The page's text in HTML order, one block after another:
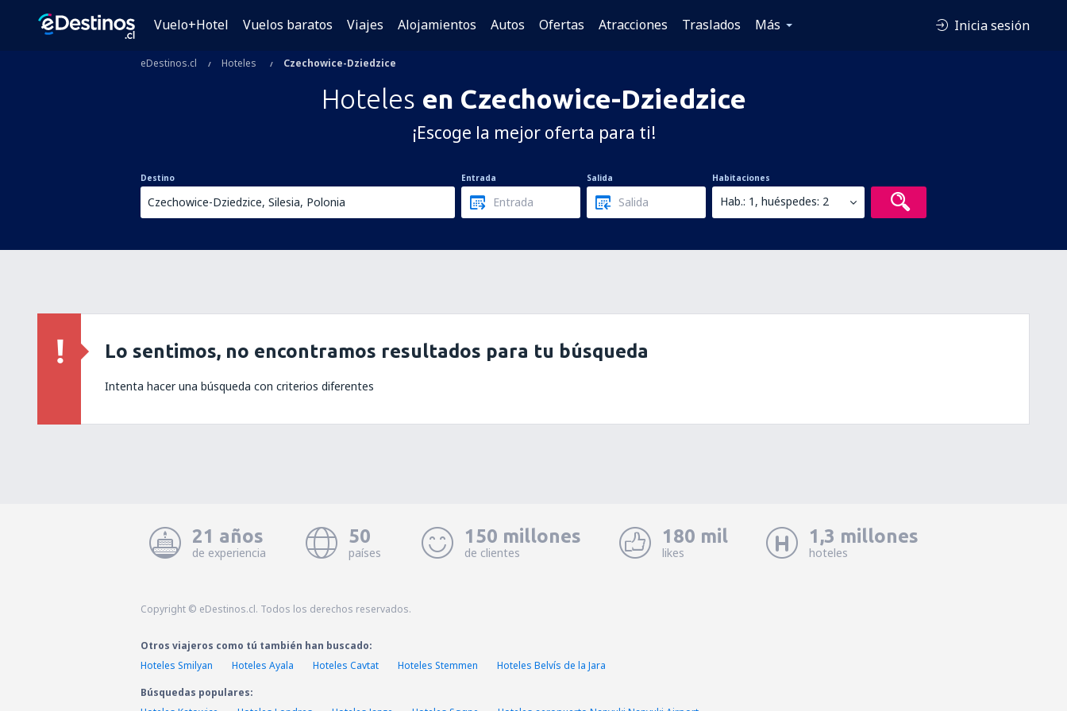
Vuelo+Hotel Vuelos baratos Viajes Alojamientos Autos Ofertas Atracciones Traslados Más Inicia sesión
eDestinos.cl Hoteles Czechowice-Dziedzice
Hoteles en Czechowice-Dziedzice
¡Escoge la mejor oferta para ti!
Destino Entrada Salida Habitaciones
Hab.: 1, huéspedes: 2
Lo sentimos, no encontramos resultados para tu búsqueda
Intenta hacer una búsqueda con criterios diferentes
21 años
de experiencia
50
países
150 millones
de clientes
180 mil
likes
1,3 millones
hoteles
Copyright © eDestinos.cl. Todos los derechos reservados.
Otros viajeros como tú también han buscado:
Hoteles Smilyan
Hoteles Ayala Hoteles Cavtat Hoteles Stemmen
Hoteles Belvís de la Jara
Búsquedas populares: